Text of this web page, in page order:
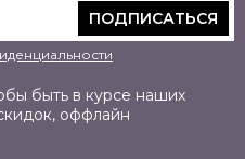
ПОДПИСАТЬСЯ
быть в курсе наших
оффлайн